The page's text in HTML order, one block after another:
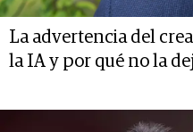
La advertencia del
la IA y por qué no la